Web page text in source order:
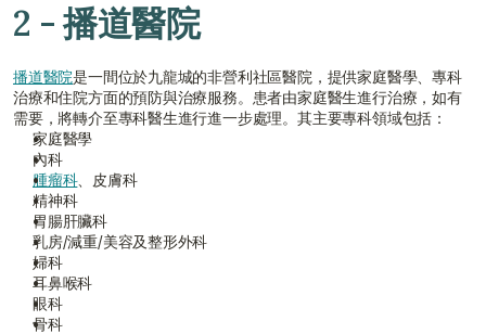
2 - 播道醫院
播道醫院是一間位於九龍城的非營利社區醫院，提供家庭醫學、專科
治療和住院方面的預防與治療服務。患者由家庭醫生進行治療，如有
需要，將轉介至專科醫生進行進一步處理。其主要專科領域包括：
家庭醫學
內科
腫瘤科、皮膚科
精神科
胃腸肝臟科
乳房/減重/美容及整形外科
婦科
耳鼻喉科
眼科
骨科